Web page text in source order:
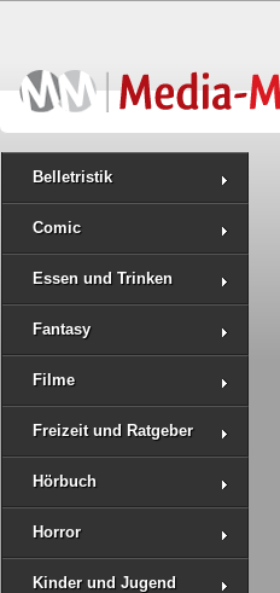
Belletristik
Comic
Essen und Trinken
Fantasy
Filme
Freizeit und Ratgeber
Hörbuch
Horror
Kinder und Jugend